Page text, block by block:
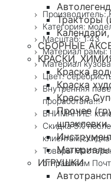
Тракторы
СБОРНЫЕ
КРАСКИ,
Краска
Краска
Краска
Прочее
Материалы
ИГРУШКИ
Производитель:
Категория:
Масштаб: 1:43
Материал рамы:
Материал
Цвет:
Внутренняя
проработана!!!
ВНИМАНИЕ:
Скидка 5%
клиентам скидка
Товары
отправляем